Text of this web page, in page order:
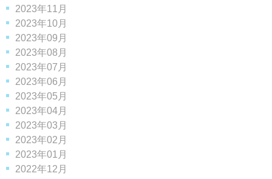
2023年11月
2023年10月
2023年09月
2023年08月
2023年07月
2023年06月
2023年05月
2023年04月
2023年03月
2023年02月
2023年01月
2022年12月